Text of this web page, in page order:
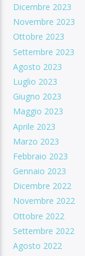
Dicembre 2023
Novembre 2023
Ottobre 2023
Settembre 2023
Agosto 2023
Luglio 2023
Giugno 2023
Maggio 2023
Aprile 2023
Marzo 2023
Febbraio 2023
Gennaio 2023
Dicembre 2022
Novembre 2022
Ottobre 2022
Settembre 2022
Agosto 2022